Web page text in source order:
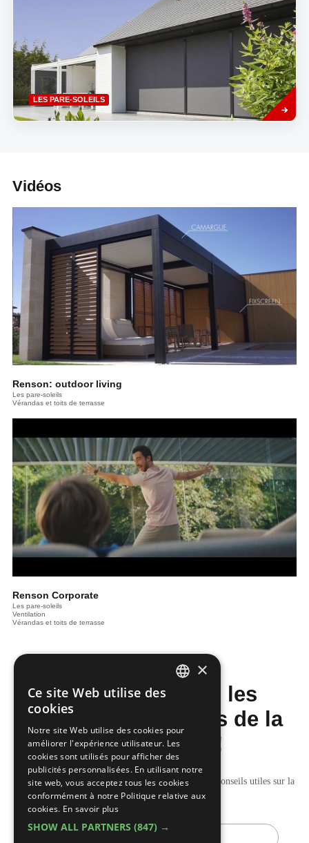
LES PARE-SOLEILS
Read
more
Vidéos
Renson: outdoor living
Les pare-soleils
Vérandas et toits de terrasse
Renson Corporate
Les pare-soleils
Ventilation
Vérandas et toits de terrasse
Ne manquez pas les
dernières nouvelles de la
construction!
Recevez nos mises à jour hebdomadaires pleines de conseils utiles sur la
construction et la rénovation.
E-
×
Ce site Web utilise des
cookies
Notre site Web utilise des cookies pour
améliorer l'expérience utilisateur. Les
cookies sont utilisés pour afficher des
publicités personnalisées. En utilisant notre
site web, vous acceptez tous les cookies
conformément à notre Politique relative aux
cookies. En savoir plus
SHOW ALL PARTNERS (847) →